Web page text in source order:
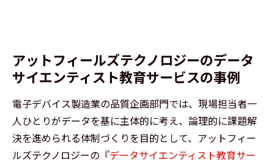
アットフィールズテクノロジーのデータ
サイエンティスト教育サービスの事例
電子デバイス製造業の品質企画部門では、現場担当者一
人ひとりがデータを基に主体的に考え、論理的に課題解
決を進められる体制づくりを目的として、アットフィー
ルズテクノロジーの『データサイエンティスト教育サー